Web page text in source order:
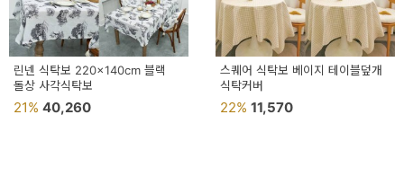
린넨 식탁보 220x140cm 블랙
돌상 사각식탁보
21% 40,260
스퀘어 식탁보 베이지 테이블덮개
식탁커버
22% 11,570